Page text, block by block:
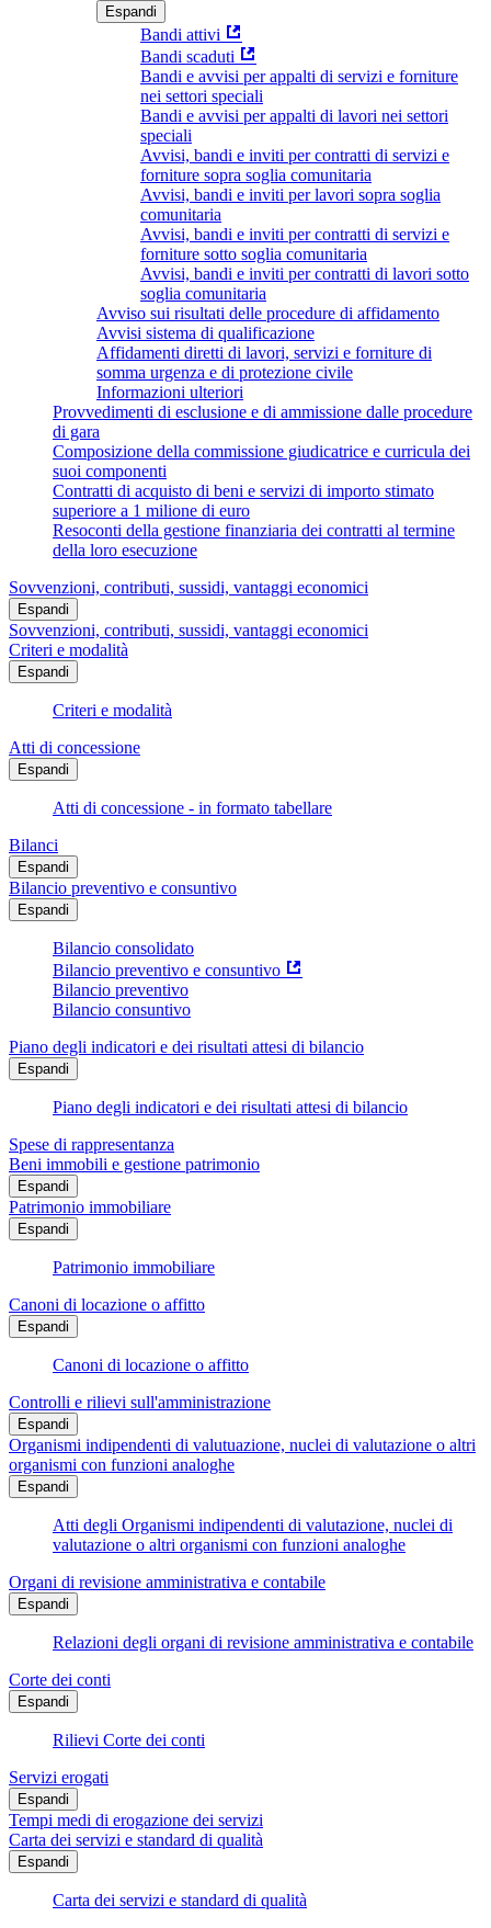
Espandi
Bandi attivi
Bandi scaduti
Bandi e avvisi per appalti di servizi e forniture
nei settori speciali
Bandi e avvisi per appalti di lavori nei settori
speciali
Avvisi, bandi e inviti per contratti di servizi e
forniture sopra soglia comunitaria
Avvisi, bandi e inviti per lavori sopra soglia
comunitaria
Avvisi, bandi e inviti per contratti di servizi e
forniture sotto soglia comunitaria
Avvisi, bandi e inviti per contratti di lavori sotto
soglia comunitaria
Avviso sui risultati delle procedure di affidamento
Avvisi sistema di qualificazione
Affidamenti diretti di lavori, servizi e forniture di
somma urgenza e di protezione civile
Informazioni ulteriori
Provvedimenti di esclusione e di ammissione dalle procedure
di gara
Composizione della commissione giudicatrice e curricula dei
suoi componenti
Contratti di acquisto di beni e servizi di importo stimato
superiore a 1 milione di euro
Resoconti della gestione finanziaria dei contratti al termine
della loro esecuzione
Sovvenzioni, contributi, sussidi, vantaggi economici
Espandi
Sovvenzioni, contributi, sussidi, vantaggi economici
Criteri e modalità
Espandi
Criteri e modalità
Atti di concessione
Espandi
Atti di concessione - in formato tabellare
Bilanci
Espandi
Bilancio preventivo e consuntivo
Espandi
Bilancio consolidato
Bilancio preventivo e consuntivo
Bilancio preventivo
Bilancio consuntivo
Piano degli indicatori e dei risultati attesi di bilancio
Espandi
Piano degli indicatori e dei risultati attesi di bilancio
Spese di rappresentanza
Beni immobili e gestione patrimonio
Espandi
Patrimonio immobiliare
Espandi
Patrimonio immobiliare
Canoni di locazione o affitto
Espandi
Canoni di locazione o affitto
Controlli e rilievi sull'amministrazione
Espandi
Organismi indipendenti di valutuazione, nuclei di valutazione o altri
organismi con funzioni analoghe
Espandi
Atti degli Organismi indipendenti di valutazione, nuclei di
valutazione o altri organismi con funzioni analoghe
Organi di revisione amministrativa e contabile
Espandi
Relazioni degli organi di revisione amministrativa e contabile
Corte dei conti
Espandi
Rilievi Corte dei conti
Servizi erogati
Espandi
Tempi medi di erogazione dei servizi
Carta dei servizi e standard di qualità
Espandi
Carta dei servizi e standard di qualità